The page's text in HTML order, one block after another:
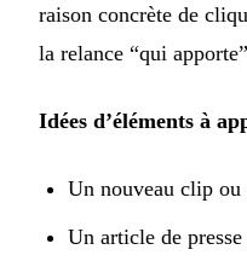
raison concrète de
la relance “qui
Idées d’éléments à
Un nouveau clip ou
Un article de presse